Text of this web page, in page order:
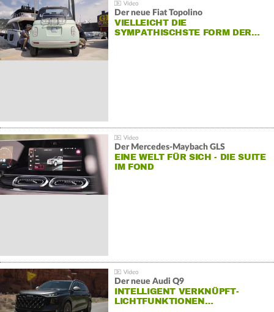
Der neue Fiat Topolino
VIELLEICHT DIE
SYMPATHISCHSTE FORM DER…
Der Mercedes‑Maybach GLS
EINE WELT FÜR SICH - DIE SUITE
IM FOND
Der neue Audi Q9
INTELLIGENT VERKNÜPFT-
LICHTFUNKTIONEN…